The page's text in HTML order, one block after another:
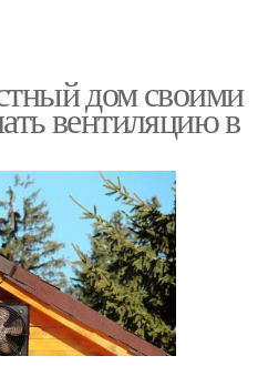
дом своими
вентиляцию в